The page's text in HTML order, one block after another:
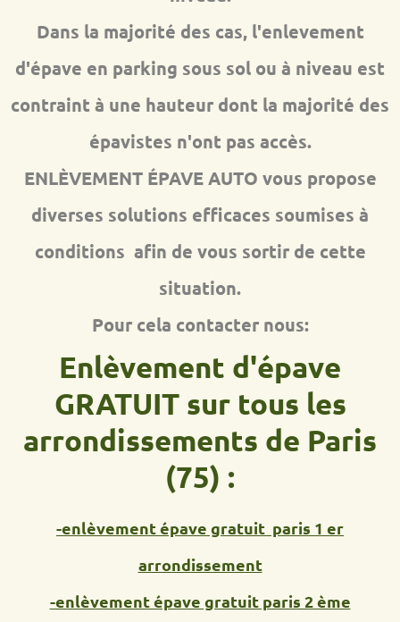
Dans la majorité des cas, l'enlevement
d'épave en parking sous sol ou à niveau est
contraint à une hauteur dont la majorité des
épavistes n'ont pas accès.
ENLÈVEMENT ÉPAVE AUTO vous propose
diverses solutions efficaces soumises à
conditions afin de vous sortir de cette
situation.
Pour cela contacter nous:
Enlèvement d'épave
GRATUIT sur tous les
arrondissements de Paris
(75) :
-enlèvement épave gratuit paris 1 er
arrondissement
-enlèvement épave gratuit paris 2 ème